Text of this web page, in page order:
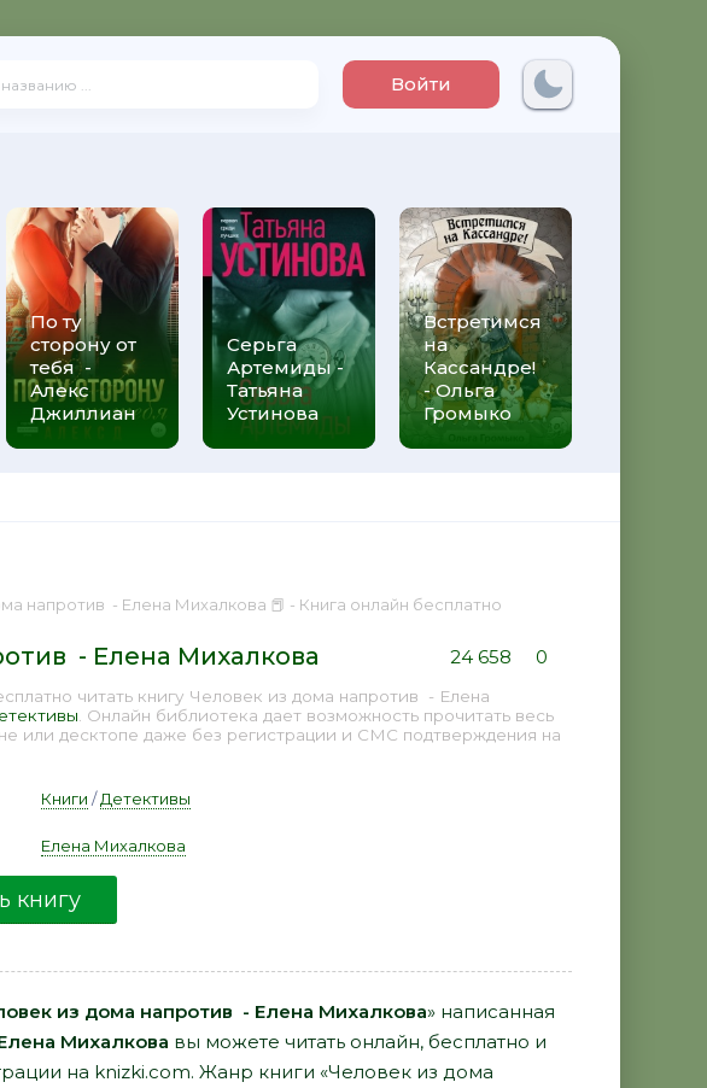
Войти
По ту
сторону от
тебя -
Алекс
Джиллиан
Серьга
Артемиды -
Татьяна
Устинова
Встретимся
на
Кассандре!
- Ольга
Громыко
напротив - Елена Михалкова 📕 - Книга онлайн бесплатно
- Елена Михалкова 24 658 0
читать книгу Человек из дома напротив - Елена
. Онлайн библиотека дает возможность прочитать весь
или десктопе даже без регистрации и СМС подтверждения на
Книги /Детективы
Елена Михалкова
книгу
из дома напротив - Елена Михалкова» написанная
Михалкова вы можете читать онлайн, бесплатно и
на knizki.com. Жанр книги «Человек из дома